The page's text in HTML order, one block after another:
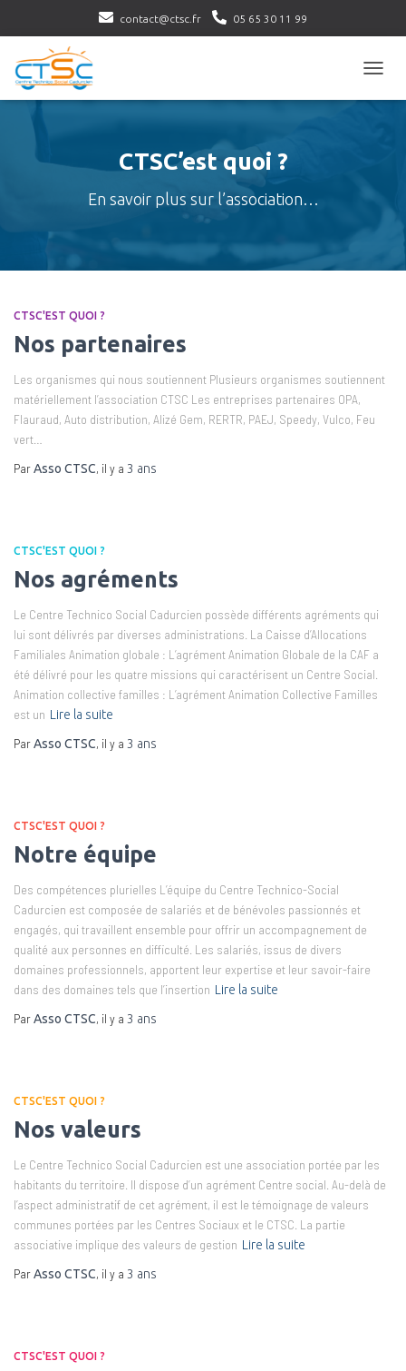
contact@ctsc.fr 05 65 30 11 99
CTSC’est quoi ?
En savoir plus sur l’association…
CTSC'EST QUOI ?
Nos partenaires
Les organismes qui nous soutiennent Plusieurs organismes soutiennent
matériellement l’association CTSC Les entreprises partenaires OPA,
Flauraud, Auto distribution, Alizé Gem, RERTR, PAEJ, Speedy, Vulco, Feu
vert…
ParAsso CTSC, il y a 3 ans
CTSC'EST QUOI ?
Nos agréments
Le Centre Technico Social Cadurcien possède différents agréments qui
lui sont délivrés par diverses administrations. La Caisse d’Allocations
Familiales Animation globale : L’agrément Animation Globale de la CAF a
été délivré pour les quatre missions qui caractérisent un Centre Social.
Animation collective familles : L’agrément Animation Collective Familles
est un Lire la suite
ParAsso CTSC, il y a 3 ans
CTSC'EST QUOI ?
Notre équipe
Des compétences plurielles L’équipe du Centre Technico-Social
Cadurcien est composée de salariés et de bénévoles passionnés et
engagés, qui travaillent ensemble pour offrir un accompagnement de
qualité aux personnes en difficulté. Les salariés, issus de divers
domaines professionnels, apportent leur expertise et leur savoir-faire
dans des domaines tels que l’insertion Lire la suite
ParAsso CTSC, il y a 3 ans
CTSC'EST QUOI ?
Nos valeurs
Le Centre Technico Social Cadurcien est une association portée par les
habitants du territoire. Il dispose d’un agrément Centre social. Au-delà de
l’aspect administratif de cet agrément, il est le témoignage de valeurs
communes portées par les Centres Sociaux et le CTSC. La partie
associative implique des valeurs de gestion Lire la suite
ParAsso CTSC, il y a 3 ans
CTSC'EST QUOI ?